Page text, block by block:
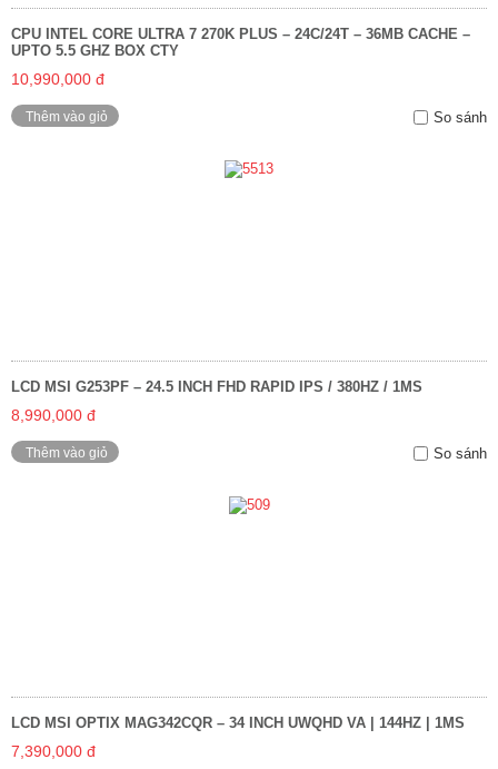
CPU INTEL CORE ULTRA 7 270K PLUS – 24C/24T – 36MB CACHE –
UPTO 5.5 GHZ BOX CTY
10,990,000 đ
Thêm vào giỏ So sánh
LCD MSI G253PF – 24.5 INCH FHD RAPID IPS / 380HZ / 1MS
8,990,000 đ
Thêm vào giỏ So sánh
LCD MSI OPTIX MAG342CQR – 34 INCH UWQHD VA | 144HZ | 1MS
7,390,000 đ